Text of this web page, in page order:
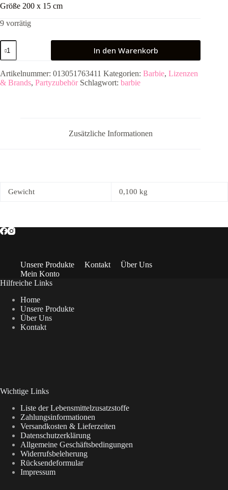
Größe 200 x 15 cm
9 vorrätig
Partykette
Barbie
Dreamtopia
Papier
200
x
In den Warenkorb
Artikelnummer: 013051763411 Kategorien: Barbie, Lizenzen
& Brands, Partyzubehör Schlagwort: barbie
Zusätzliche Informationen
Gewicht 0,100 kg
Unsere Produkte Kontakt
Über Uns
Mein Konto
Hilfreiche Links
Home
Unsere Produkte
Über Uns
Kontakt
Wichtige Links
Liste der Lebensmittelzusatzstoffe
Zahlungsinformationen
Versandkosten & Lieferzeiten
Datenschutzerklärung
Allgemeine Geschäftsbedingungen
Widerrufsbeleherung
Rücksendeformular
Impressum